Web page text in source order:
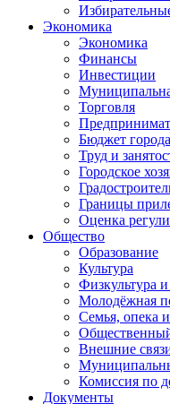
Экономика
Экономика
Финансы
Инвестиции
Торговля
Бюджет города
Труд и
Городское
Границы
Оценка
Общество
Образование
Культура
Физкультура
Молодёжная
Семья, опека
Внешние
Комиссия по
Документы